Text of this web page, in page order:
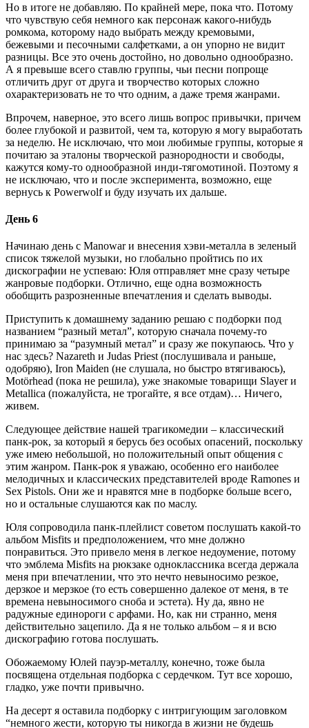
Но в итоге не добавляю. По крайней мере, пока что. Потому
что чувствую себя немного как персонаж какого-нибудь
ромкома, которому надо выбрать между кремовыми,
бежевыми и песочными салфетками, а он упорно не видит
разницы. Все это очень достойно, но довольно однообразно.
А я превыше всего ставлю группы, чьи песни попроще
отличить друг от друга и творчество которых сложно
охарактеризовать не то что одним, а даже тремя жанрами.
Впрочем, наверное, это всего лишь вопрос привычки, причем
более глубокой и развитой, чем та, которую я могу выработать
за неделю. Не исключаю, что мои любимые группы, которые я
почитаю за эталоны творческой разнородности и свободы,
кажутся кому-то однообразной инди-тягомотиной. Поэтому я
не исключаю, что и после эксперимента, возможно, еще
вернусь к Powerwolf и буду изучать их дальше.
День 6
Начинаю день с Manowar и внесения хэви-металла в зеленый
список тяжелой музыки, но глобально пройтись по их
дискографии не успеваю: Юля отправляет мне сразу четыре
жанровые подборки. Отлично, еще одна возможность
обобщить разрозненные впечатления и сделать выводы.
Приступить к домашнему заданию решаю с подборки под
названием “разный метал”, которую сначала почему-то
принимаю за “разумный метал” и сразу же покупаюсь. Что у
нас здесь? Nazareth и Judas Priest (послушивала и раньше,
одобряю), Iron Maiden (не слушала, но быстро втягиваюсь),
Motörhead (пока не решила), уже знакомые товарищи Slayer и
Metallica (пожалуйста, не трогайте, я все отдам)… Ничего,
живем.
Следующее действие нашей трагикомедии – классический
панк-рок, за который я берусь без особых опасений, поскольку
уже имею небольшой, но положительный опыт общения с
этим жанром. Панк-рок я уважаю, особенно его наиболее
мелодичных и классических представителей вроде Ramones и
Sex Pistols. Они же и нравятся мне в подборке больше всего,
но и остальные слушаются как по маслу.
Юля сопроводила панк-плейлист советом послушать какой-то
альбом Misfits и предположением, что мне должно
понравиться. Это привело меня в легкое недоумение, потому
что эмблема Misfits на рюкзаке одноклассника всегда держала
меня при впечатлении, что это нечто невыносимо резкое,
дерзкое и мерзкое (то есть совершенно далекое от меня, в те
времена невыносимого сноба и эстета). Ну да, явно не
радужные единороги с арфами. Но, как ни странно, меня
действительно зацепило. Да я не только альбом – я и всю
дискографию готова послушать.
Обожаемому Юлей пауэр-металлу, конечно, тоже была
посвящена отдельная подборка с сердечком. Тут все хорошо,
гладко, уже почти привычно.
На десерт я оставила подборку с интригующим заголовком
“немного жести, которую ты никогда в жизни не будешь